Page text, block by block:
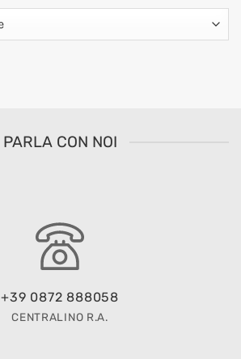
PARLA CON NOI
+39 0872 888058
CENTRALINO R.A.